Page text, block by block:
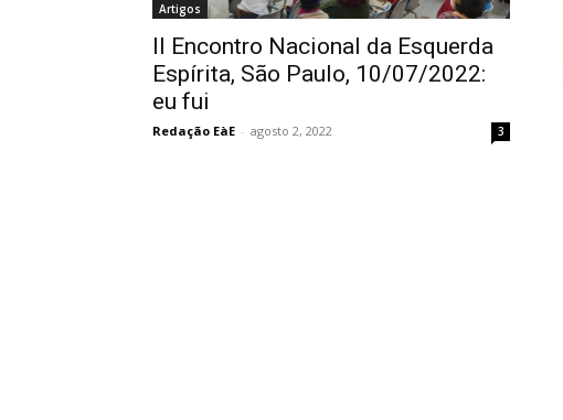
Artigos
II Encontro Nacional da Esquerda
Espírita, São Paulo, 10/07/2022:
eu fui
Redação EàE - agosto 2, 2022 3